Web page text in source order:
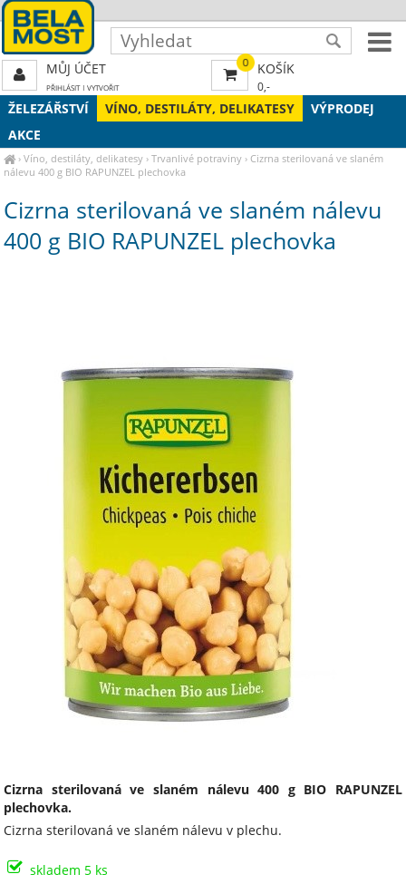
ŽELEZÁŘSTVÍ VÍNO, DESTILÁTY, DELIKATESY
VÝPRODEJ
AKCE
›Víno, destiláty, delikatesy ›Trvanlivé potraviny ›Cizrna sterilovaná ve slaném
nálevu 400 g BIO RAPUNZEL plechovka
Cizrna sterilovaná ve slaném nálevu
400 g BIO RAPUNZEL plechovka
Cizrna sterilovaná ve slaném nálevu 400 g BIO RAPUNZEL
plechovka.
Cizrna sterilovaná ve slaném nálevu v plechu.
skladem 5 ks
0 KOŠÍK
0,-
MŮJ ÚČET
PŘIHLÁSIT| VYTVOŘIT